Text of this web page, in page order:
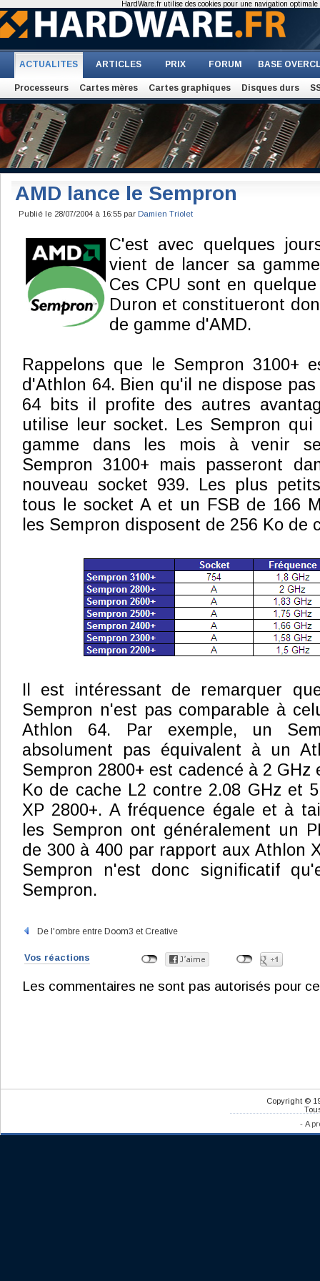
ACTUALITES ARTICLES PRIX FORUM BASE
Processeurs Cartes mères Cartes graphiques Disques durs
AMD lance le Sempron
Publié le 28/07/2004 à 16:55 par Damien Triolet
C'est avec quelques
vient de lancer sa
Ces CPU sont en
Duron et constitueront
de gamme d'AMD.
Rappelons que le Sempron 3100+
d'Athlon 64. Bien qu'il ne dispose
64 bits il profite des autres
utilise leur socket. Les Sempron
gamme dans les mois à venir
Sempron 3100+ mais passeront
nouveau socket 939. Les plus
tous le socket A et un FSB de 166
les Sempron disposent de 256 Ko de
Il est intéressant de remarquer
Sempron n'est pas comparable à
Athlon 64. Par exemple, un
absolument pas équivalent à un
Sempron 2800+ est cadencé à 2
Ko de cache L2 contre 2.08 GHz et
XP 2800+. A fréquence égale et à
les Sempron ont généralement un
de 300 à 400 par rapport aux Athlon
Sempron n'est donc significatif
Sempron.
De l'ombre entre Doom3 et Creative
Vos réactions
Les commentaires ne sont pas autorisés pour
Copyright ©
- A
HardWare.fr utilise des cookies pour une navigation